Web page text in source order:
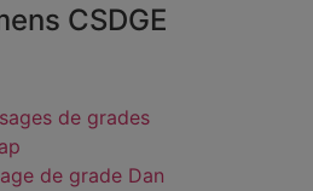
CSDGE
de grades
de grade Dan